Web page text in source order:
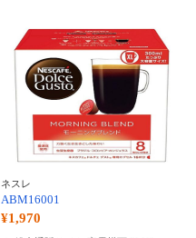
ネスレ
ABM16001
¥1,970